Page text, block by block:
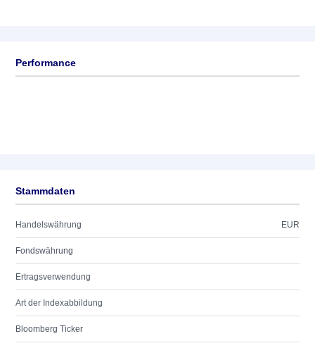
Performance
Stammdaten
Handelswährung EUR
Fondswährung
Ertragsverwendung
Art der Indexabbildung
Bloomberg Ticker